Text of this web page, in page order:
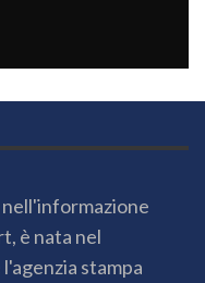
è nata nel
stampa